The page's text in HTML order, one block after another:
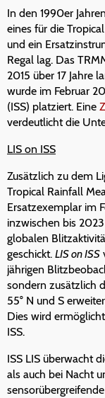
In den 1990er
eines für die
und ein
Regal lag. Das
2015 über 17 Jahre
wurde im Februar
(ISS) platziert. Eine
verdeutlicht die
LIS on ISS
Zusätzlich zu dem
Tropical Rainfall
Ersatzexemplar im
inzwischen bis
globalen
geschickt. LIS on ISS
jährigen
sondern zusätzlich
55° N und S
Dies wird
ISS.
ISS LIS überwacht
als auch bei Nacht